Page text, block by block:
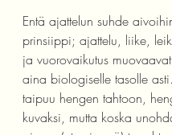
Entä ajattelun suhde
prinsiippi; ajattelu, liike,
ja vuorovaikutus
aina biologiselle tasolle
taipuu hengen tahtoon,
kuvaksi, mutta koska